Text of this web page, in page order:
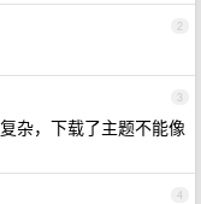
2
3
杂，下载了主题不能像
4